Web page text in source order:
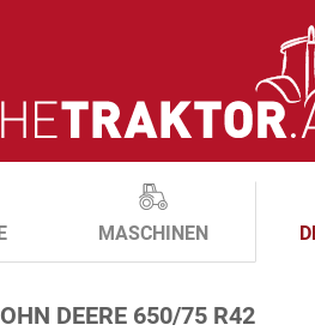
MASCHINEN
DEERE 650/75 R42